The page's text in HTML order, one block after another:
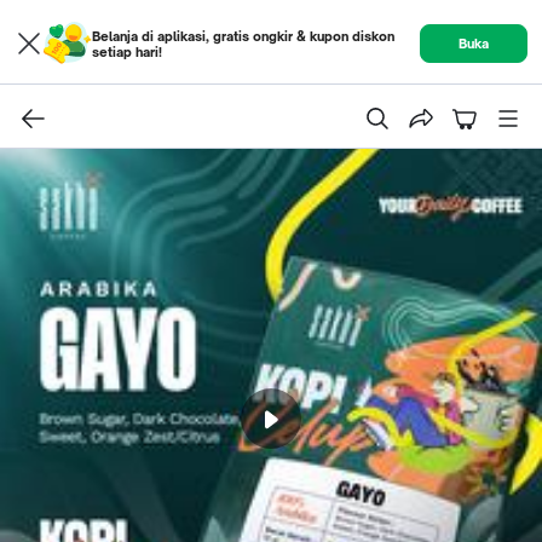
Belanja di aplikasi, gratis ongkir & kupon diskon
setiap hari!
Buka